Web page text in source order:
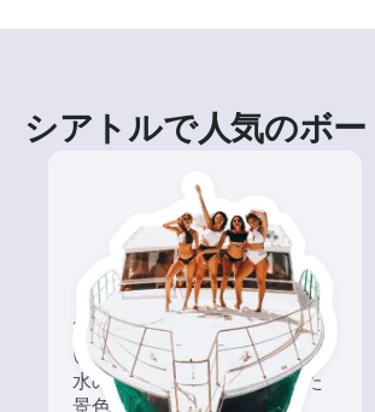
シアトルで人気のボ
ツアー
いろんな再発見があるかも!?
水の上から眺める一味違った
景色を楽しもう！